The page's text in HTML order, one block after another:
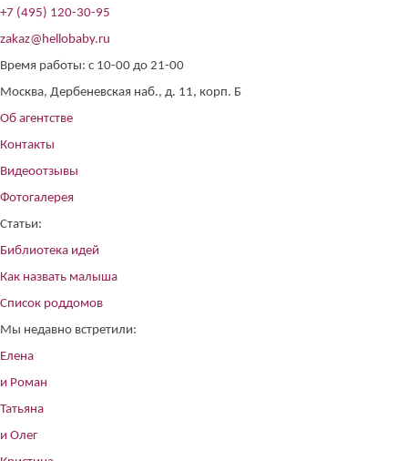
+7 (495) 120-30-95
zakaz@hellobaby.ru
Время работы: с 10-00 до 21-00
Москва, Дербеневская наб., д. 11, корп. Б
Об агентстве
Контакты
Видеоотзывы
Фотогалерея
Статьи:
Библиотека идей
Как назвать малыша
Список роддомов
Мы недавно встретили:
Елена
и Роман
Татьяна
и Олег